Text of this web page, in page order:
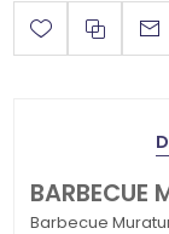
BARBECUE
Barbecue